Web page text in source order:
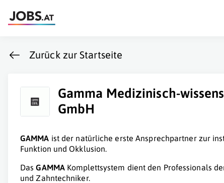
Zurück zur Startseite
Gamma Medizinisch-
GmbH
GAMMA ist der natürliche erste Ansprechpartner zur
Funktion und Okklusion.
DasGAMMAKomplettsystem dient den Professionals
und Zahntechniker.